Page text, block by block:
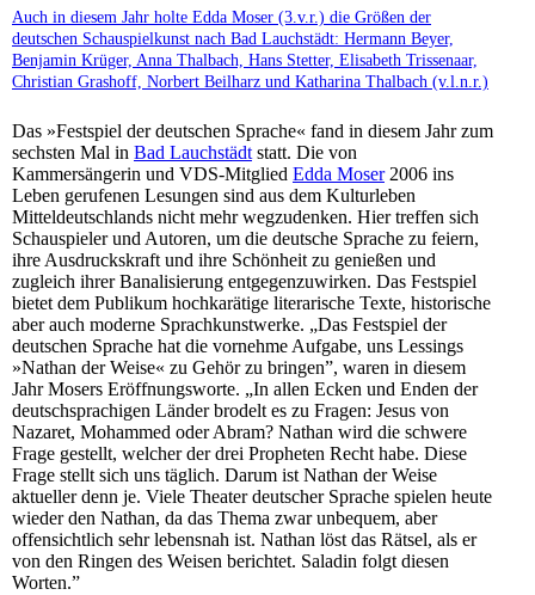
Auch in diesem Jahr holte Edda Moser (3.v.r.) die Größen der
deutschen Schauspielkunst nach Bad Lauchstädt: Hermann Beyer,
Benjamin Krüger, Anna Thalbach, Hans Stetter, Elisabeth Trissenaar,
Christian Grashoff, Norbert Beilharz und Katharina Thalbach (v.l.n.r.)
Das »Festspiel der deutschen Sprache« fand in diesem Jahr zum
sechsten Mal in Bad Lauchstädt statt. Die von
Kammersängerin und VDS-Mitglied Edda Moser2006 ins
Leben gerufenen Lesungen sind aus dem Kulturleben
Mitteldeutschlands nicht mehr wegzudenken. Hier treffen sich
Schauspieler und Autoren, um die deutsche Sprache zu feiern,
ihre Ausdruckskraft und ihre Schönheit zu genießen und
zugleich ihrer Banalisierung entgegenzuwirken. Das Festspiel
bietet dem Publikum hochkarätige literarische Texte, historische
aber auch moderne Sprachkunstwerke. „Das Festspiel der
deutschen Sprache hat die vornehme Aufgabe, uns Lessings
»Nathan der Weise« zu Gehör zu bringen”, waren in diesem
Jahr Mosers Eröffnungsworte. „In allen Ecken und Enden der
deutschsprachigen Länder brodelt es zu Fragen: Jesus von
Nazaret, Mohammed oder Abram? Nathan wird die schwere
Frage gestellt, welcher der drei Propheten Recht habe. Diese
Frage stellt sich uns täglich. Darum ist Nathan der Weise
aktueller denn je. Viele Theater deutscher Sprache spielen heute
wieder den Nathan, da das Thema zwar unbequem, aber
offensichtlich sehr lebensnah ist. Nathan löst das Rätsel, als er
von den Ringen des Weisen berichtet. Saladin folgt diesen
Worten.”